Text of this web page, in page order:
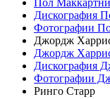
Пол Маккартни
Дискография
Фотографии
Джордж
Джордж
Дискография
Фотографии
Ринго Старр